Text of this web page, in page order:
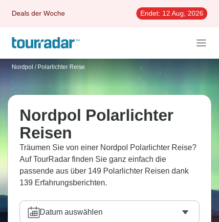
Deals der Woche Endet: 12 Aug, 2026
Nordpol / Polarlichter Reise
Nordpol Polarlichter
Reisen
Träumen Sie von einer Nordpol Polarlichter Reise?
Auf TourRadar finden Sie ganz einfach die
passende aus über 149 Polarlichter Reisen dank
139 Erfahrungsberichten.
Datum auswählen